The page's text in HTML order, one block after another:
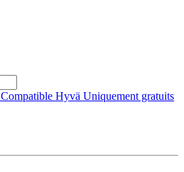
Compatible Hyvä Uniquement gratuits